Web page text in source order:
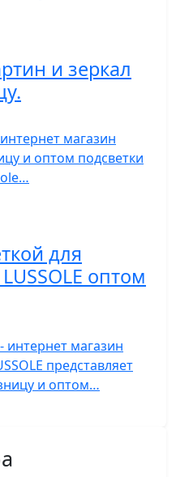
и зеркал
магазин
и оптом подсветки
для
оптом
интернет магазин
представляет
и оптом…